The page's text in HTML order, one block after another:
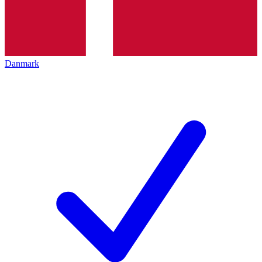
Danmark